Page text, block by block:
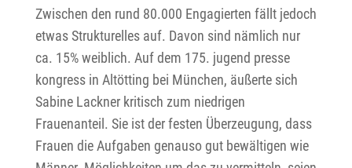
Zwischen den rund 80.000 Engagierten fällt jedoch
etwas Strukturelles auf. Davon sind nämlich nur
ca. 15% weiblich. Auf dem 175. jugend presse
kongress in Altötting bei München, äußerte sich
Sabine Lackner kritisch zum niedrigen
Frauenanteil. Sie ist der festen Überzeugung, dass
Frauen die Aufgaben genauso gut bewältigen wie